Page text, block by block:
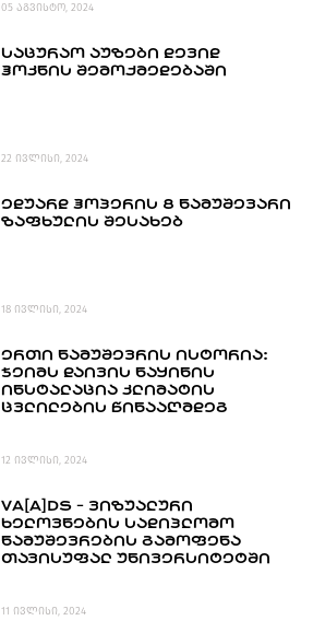
05 აგვისტო, 2024
ᲡᲐᲪᲣᲠᲐᲝ ᲐᲣᲖᲔᲑᲘ ᲓᲔᲕᲘᲓ
ᲰᲝᲙᲜᲘᲡ ᲨᲔᲛᲝᲥᲛᲔᲓᲔᲑᲐᲨᲘ
22 ივლისი, 2024
ᲔᲓᲣᲐᲠᲓ ᲰᲝᲞᲔᲠᲘᲡ 8 ᲜᲐᲛᲣᲨᲔᲕᲐᲠᲘ
ᲖᲐᲤᲮᲣᲚᲘᲡ ᲨᲔᲡᲐᲮᲔᲑ
18 ივლისი, 2024
ᲔᲠᲗᲘ ᲜᲐᲛᲣᲨᲔᲕᲠᲘᲡ ᲘᲡᲢᲝᲠᲘᲐ:
ᲯᲔᲘᲛᲡ ᲓᲐᲘᲕᲘᲡ ᲜᲐᲧᲘᲜᲘᲡ
ᲘᲜᲡᲢᲐᲚᲐᲪᲘᲐ ᲙᲚᲘᲛᲐᲢᲘᲡ
ᲪᲕᲚᲘᲚᲔᲑᲘᲡ ᲬᲘᲜᲐᲐᲦᲛᲓᲔᲒ
12 ივლისი, 2024
VA[A]DS - ᲕᲘᲖᲣᲐᲚᲣᲠᲘ
ᲮᲔᲚᲝᲕᲜᲔᲑᲘᲡ ᲡᲐᲓᲘᲞᲚᲝᲛᲝ
ᲜᲐᲛᲣᲨᲔᲕᲠᲔᲑᲘᲡ ᲒᲐᲛᲝᲤᲔᲜᲐ
ᲗᲐᲕᲘᲡᲣᲤᲐᲚ ᲣᲜᲘᲕᲔᲠᲡᲘᲢᲔᲢᲨᲘ
11 ივლისი, 2024